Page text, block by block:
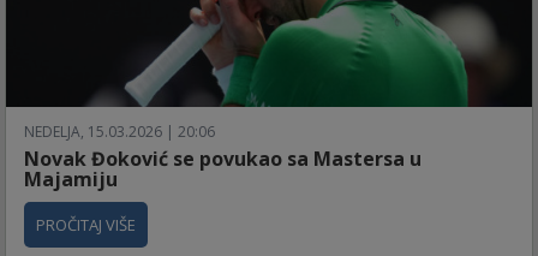
NEDELJA, 15.03.2026 | 20:06
Novak Đoković se povukao sa Mastersa u
Majamiju
PROČITAJ VIŠE